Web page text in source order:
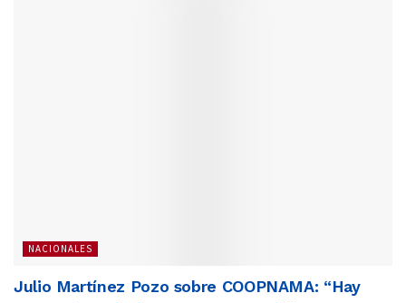
NACIONALES
Julio Martínez Pozo sobre COOPNAMA: “Hay